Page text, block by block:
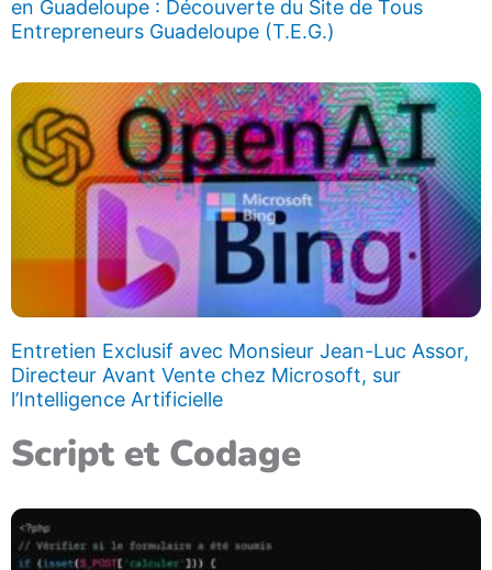
en Guadeloupe : Découverte du Site de Tous
Entrepreneurs Guadeloupe (T.E.G.)
Entretien Exclusif avec Monsieur Jean-Luc Assor,
Directeur Avant Vente chez Microsoft, sur
l’Intelligence Artificielle
Script et Codage